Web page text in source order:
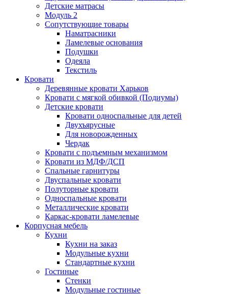
Детские матрасы
Модуль 2
Сопутствующие товары
Наматрасники
Ламелевые основания
Подушки
Одеяла
Текстиль
Кровати
Деревянные кровати Харьков
Кровати с мягкой обивкой (Подиумы)
Детские кровати
Кровати односпальные для детей
Двухъярусные
Для новорожденных
Чердак
Кровати с подъемным механизмом
Кровати из МДФ/ДСП
Спальные гарнитуры
Двуспальные кровати
Полуторные кровати
Односпальные кровати
Металлические кровати
Каркас-кровати ламелевые
Корпусная мебель
Кухни
Кухни на заказ
Модульные кухни
Стандартные кухни
Гостиные
Стенки
Модульные гостиные